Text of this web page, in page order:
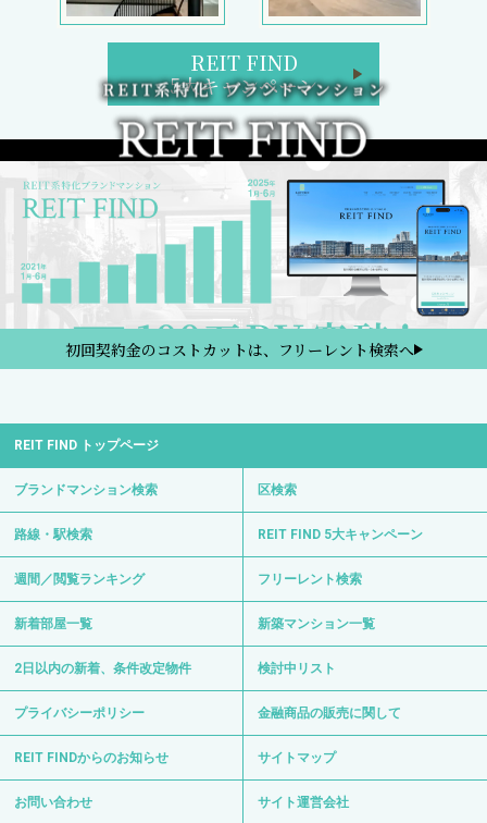
REIT FIND
5大キャンペーン
初回契約金のコストカットは、フリーレント検索へ
REIT FIND トップページ
ブランドマンション検索 区検索
路線・駅検索 REIT FIND 5大キャンペーン
週間／閲覧ランキング フリーレント検索
新着部屋一覧 新築マンション一覧
2日以内の新着、条件改定物件 検討中リスト
プライバシーポリシー 金融商品の販売に関して
REIT FINDからのお知らせ サイトマップ
お問い合わせ サイト運営会社